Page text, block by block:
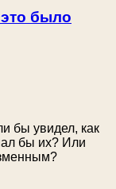
было
бы увидел, как
бы их? Или